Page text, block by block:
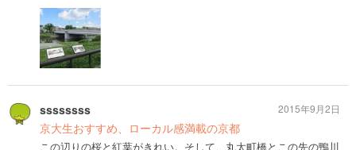
ssssssss
京大生おすすめ、ローカル感満載の京都
この辺りの桜と紅葉がきれい。そして、丸太町橋とこの先の鴨川
2015年9月2日